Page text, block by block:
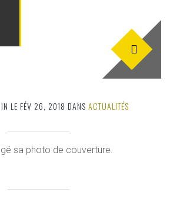
LE FÉV 26, 2018 DANS ACTUALITÉS
sa photo de couverture.